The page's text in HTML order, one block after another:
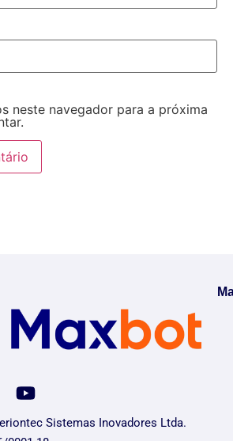
neste navegador para a próxima
Sistemas Inovadores Ltda.